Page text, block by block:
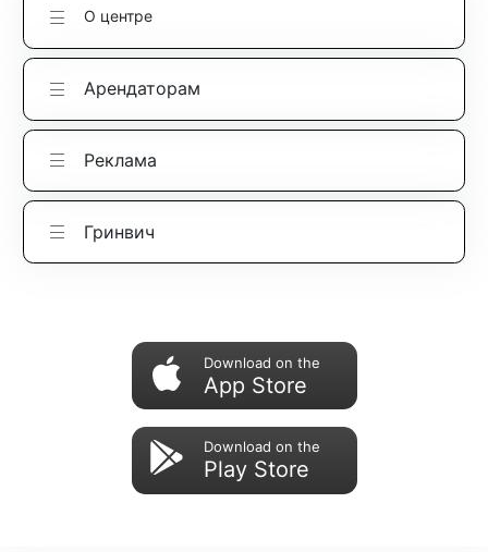
О центре
Арендаторам
Реклама
Гринвич
Download on the
App Store
Download on the
Play Store